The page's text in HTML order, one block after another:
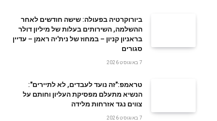
ביורוקרטיה בפעולה: שישה חודשים לאחר
ההשלמה, השירותים בעלות של מיליון דולר
בראניון קניון – במחוז של נית'יה ראמן – עדיין
סגורים
7 באוגוסט 2026
טראמפ:"זה נועד לעבדים, לא לתיירים":
הנשיא מתעלם מפסיקת העליון וחותם על
צווים נגד אזרחות מלידה
7 באוגוסט 2026